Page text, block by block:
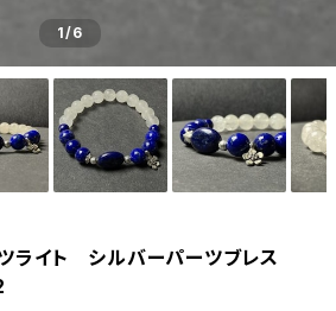
1/6
ライト シルバーパーツブレス